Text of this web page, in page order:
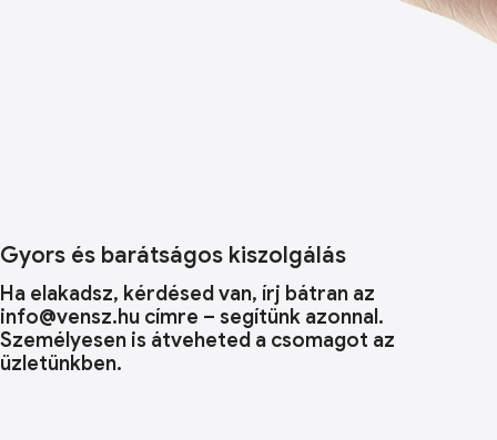
Gyors és barátságos kiszolgálás
Ha elakadsz, kérdésed van, írj bátran az
info@vensz.hu címre – segítünk azonnal.
Személyesen is átveheted a csomagot az
üzletünkben.